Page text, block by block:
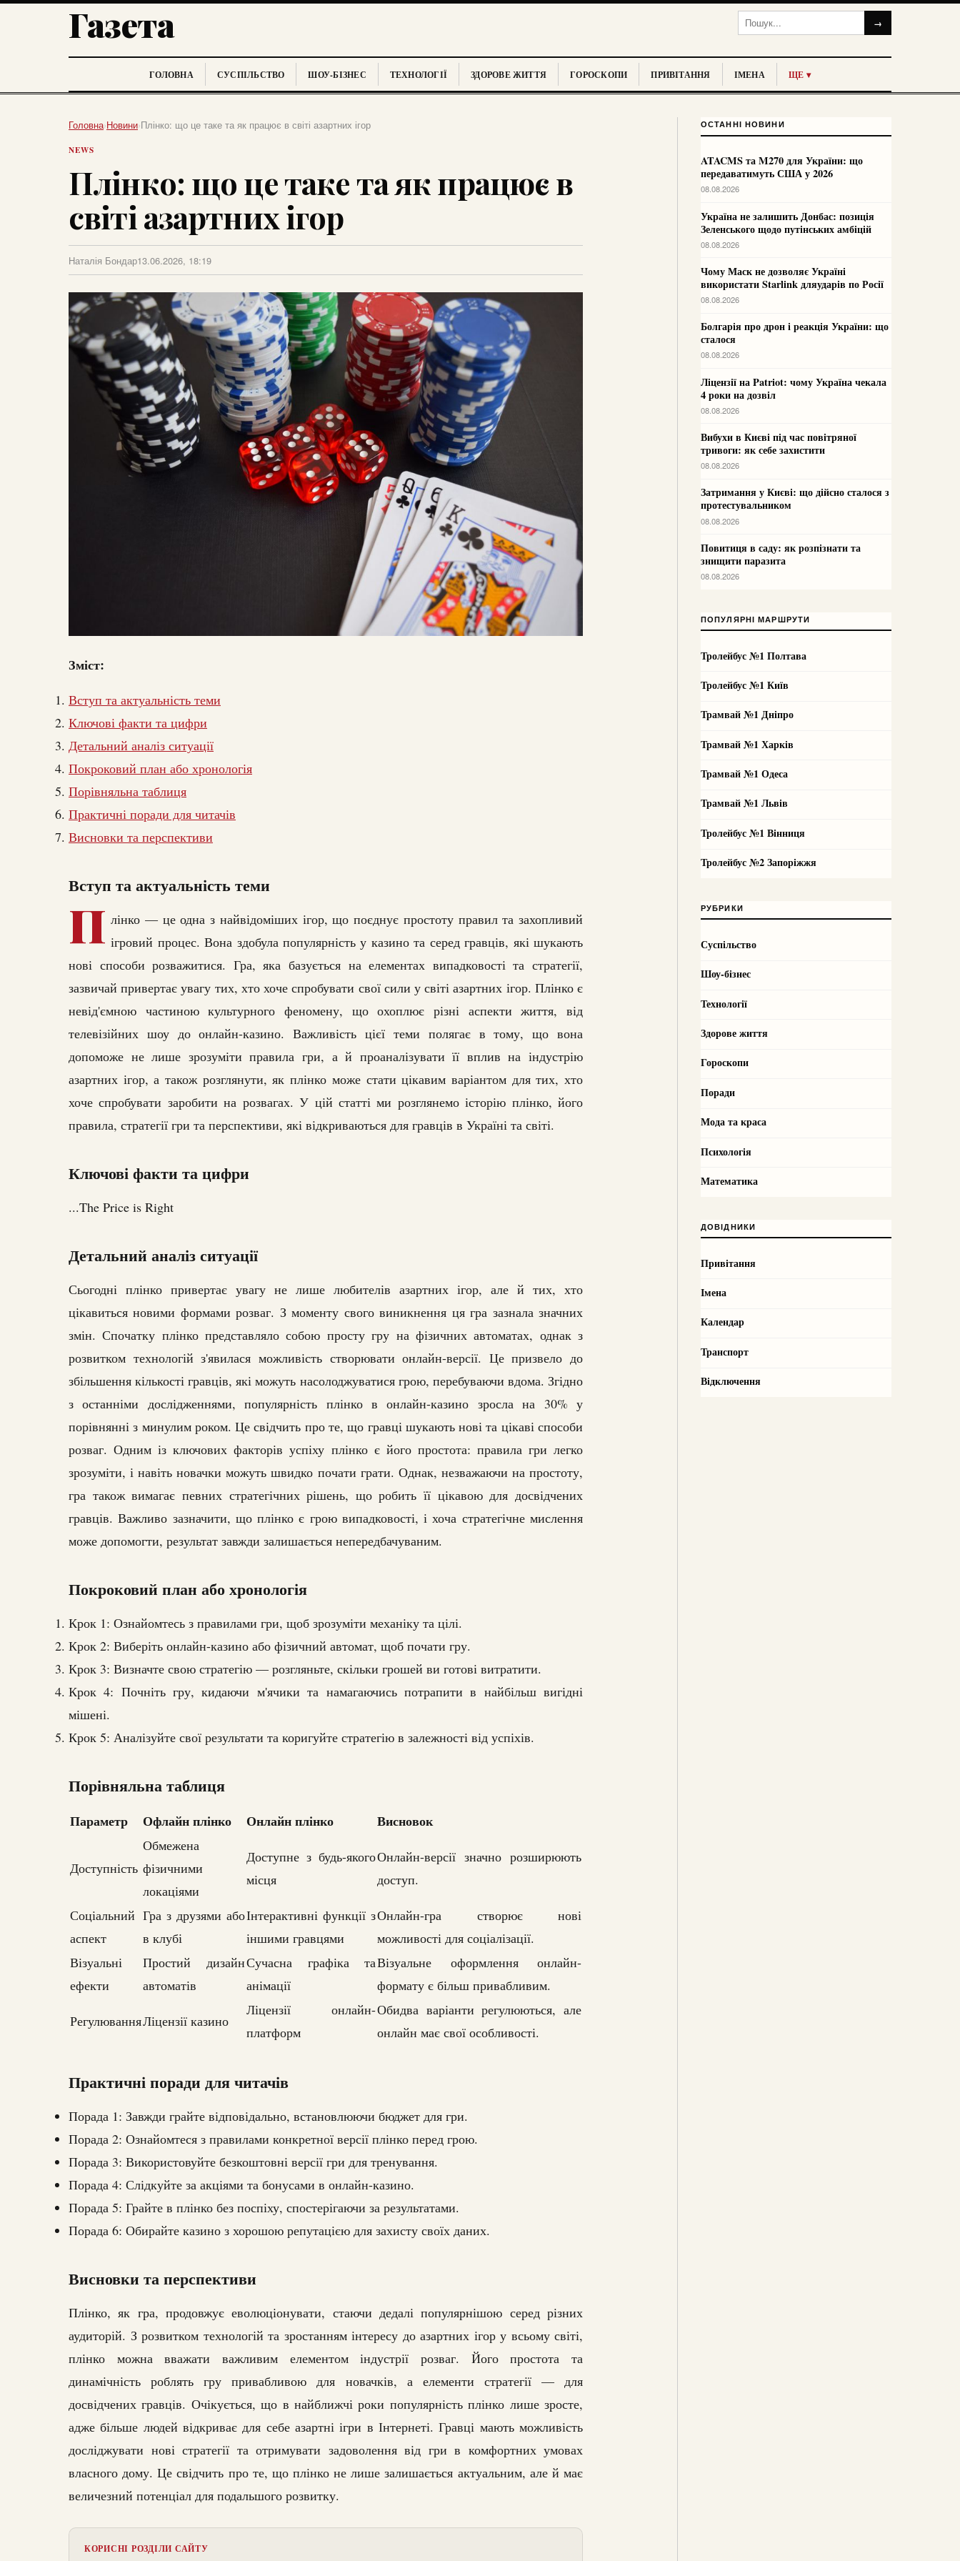
Газета →
ГОЛОВНА СУСПІЛЬСТВО ШОУ-БІЗНЕС ТЕХНОЛОГІЇ ЗДОРОВЕ ЖИТТЯ ГОРОСКОПИ ПРИВІТАННЯ ІМЕНА ЩЕ ▾
Головна›Новини›Плінко: що це таке та як працює в світі азартних ігор
NEWS
Плінко: що це таке та як працює в
світі азартних ігор
Наталія Бондар13.06.2026, 18:19
Зміст:
Вступ та актуальність теми
Ключові факти та цифри
Детальний аналіз ситуації
Покроковий план або хронологія
Порівняльна таблиця
Практичні поради для читачів
Висновки та перспективи
Вступ та актуальність теми
П лінко — це одна з найвідоміших ігор, що поєднує простоту правил та захопливий
ігровий процес. Вона здобула популярність у казино та серед гравців, які шукають
нові способи розважитися. Гра, яка базується на елементах випадковості та стратегії,
зазвичай привертає увагу тих, хто хоче спробувати свої сили у світі азартних ігор. Плінко є
невід'ємною частиною культурного феномену, що охоплює різні аспекти життя, від
телевізійних шоу до онлайн-казино. Важливість цієї теми полягає в тому, що вона
допоможе не лише зрозуміти правила гри, а й проаналізувати її вплив на індустрію
азартних ігор, а також розглянути, як плінко може стати цікавим варіантом для тих, хто
хоче спробувати заробити на розвагах. У цій статті ми розглянемо історію плінко, його
правила, стратегії гри та перспективи, які відкриваються для гравців в Україні та світі.
Ключові факти та цифри
...The Price is Right
Детальний аналіз ситуації
Сьогодні плінко привертає увагу не лише любителів азартних ігор, але й тих, хто
цікавиться новими формами розваг. З моменту свого виникнення ця гра зазнала значних
змін. Спочатку плінко представляло собою просту гру на фізичних автоматах, однак з
розвитком технологій з'явилася можливість створювати онлайн-версії. Це призвело до
збільшення кількості гравців, які можуть насолоджуватися грою, перебуваючи вдома. Згідно
з останніми дослідженнями, популярність плінко в онлайн-казино зросла на 30% у
порівнянні з минулим роком. Це свідчить про те, що гравці шукають нові та цікаві способи
розваг. Одним із ключових факторів успіху плінко є його простота: правила гри легко
зрозуміти, і навіть новачки можуть швидко почати грати. Однак, незважаючи на простоту,
гра також вимагає певних стратегічних рішень, що робить її цікавою для досвідчених
гравців. Важливо зазначити, що плінко є грою випадковості, і хоча стратегічне мислення
може допомогти, результат завжди залишається непередбачуваним.
Покроковий план або хронологія
Крок 1: Ознайомтесь з правилами гри, щоб зрозуміти механіку та цілі.
Крок 2: Виберіть онлайн-казино або фізичний автомат, щоб почати гру.
Крок 3: Визначте свою стратегію — розгляньте, скільки грошей ви готові витратити.
Крок 4: Почніть гру, кидаючи м'ячики та намагаючись потрапити в найбільш вигідні
мішені.
Крок 5: Аналізуйте свої результати та коригуйте стратегію в залежності від успіхів.
Порівняльна таблиця
Параметр Офлайн плінко Онлайн плінко Висновок
Доступність
Обмежена
фізичними
локаціями
Доступне з будь-якого
місця
Онлайн-версії значно розширюють
доступ.
Соціальний
аспект
Гра з друзями або
в клубі
Інтерактивні функції з
іншими гравцями
Онлайн-гра створює нові
можливості для соціалізації.
Візуальні
ефекти
Простий дизайн
автоматів
Сучасна графіка та
анімації
Візуальне оформлення онлайн-
формату є більш привабливим.
РегулюванняЛіцензії казино
Ліцензії онлайн-
платформ
Обидва варіанти регулюються, але
онлайн має свої особливості.
Практичні поради для читачів
Порада 1: Завжди грайте відповідально, встановлюючи бюджет для гри.
Порада 2: Ознайомтеся з правилами конкретної версії плінко перед грою.
Порада 3: Використовуйте безкоштовні версії гри для тренування.
Порада 4: Слідкуйте за акціями та бонусами в онлайн-казино.
Порада 5: Грайте в плінко без поспіху, спостерігаючи за результатами.
Порада 6: Обирайте казино з хорошою репутацією для захисту своїх даних.
Висновки та перспективи
Плінко, як гра, продовжує еволюціонувати, стаючи дедалі популярнішою серед різних
аудиторій. З розвитком технологій та зростанням інтересу до азартних ігор у всьому світі,
плінко можна вважати важливим елементом індустрії розваг. Його простота та
динамічність роблять гру привабливою для новачків, а елементи стратегії — для
досвідчених гравців. Очікується, що в найближчі роки популярність плінко лише зросте,
адже більше людей відкриває для себе азартні ігри в Інтернеті. Гравці мають можливість
досліджувати нові стратегії та отримувати задоволення від гри в комфортних умовах
власного дому. Це свідчить про те, що плінко не лише залишається актуальним, але й має
величезний потенціал для подальшого розвитку.
КОРИСНІ РОЗДІЛИ САЙТУ
ОСТАННІ НОВИНИ
ATACMS та M270 для України: що
передаватимуть США у 2026
08.08.2026
Україна не залишить Донбас: позиція
Зеленського щодо путінських амбіцій
08.08.2026
Чому Маск не дозволяє Україні
використати Starlink дляударів по Росії
08.08.2026
Болгарія про дрон і реакція України: що
сталося
08.08.2026
Ліцензії на Patriot: чому Україна чекала
4 роки на дозвіл
08.08.2026
Вибухи в Києві під час повітряної
тривоги: як себе захистити
08.08.2026
Затримання у Києві: що дійсно сталося з
протестувальником
08.08.2026
Повитиця в саду: як розпізнати та
знищити паразита
08.08.2026
ПОПУЛЯРНІ МАРШРУТИ
Тролейбус №1 Полтава
Тролейбус №1 Київ
Трамвай №1 Дніпро
Трамвай №1 Харків
Трамвай №1 Одеса
Трамвай №1 Львів
Тролейбус №1 Вінниця
Тролейбус №2 Запоріжжя
РУБРИКИ
Суспільство
Шоу-бізнес
Технології
Здорове життя
Гороскопи
Поради
Мода та краса
Психологія
Математика
ДОВІДНИКИ
Привітання
Імена
Календар
Транспорт
Відключення